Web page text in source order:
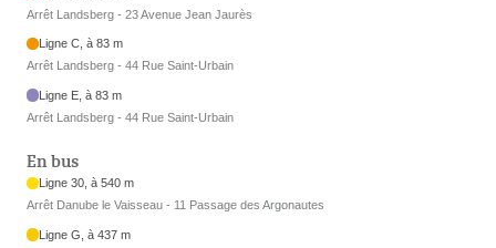
Arrêt Landsberg - 23 Avenue Jean Jaurès
Ligne C, à 83 m
Arrêt Landsberg - 44 Rue Saint-Urbain
Ligne E, à 83 m
Arrêt Landsberg - 44 Rue Saint-Urbain
En bus
Ligne 30, à 540 m
Arrêt Danube le Vaisseau - 11 Passage des Argonautes
Ligne G, à 437 m